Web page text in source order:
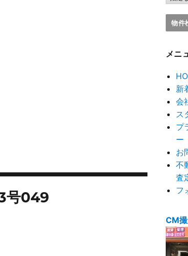
号049
メニ
新
会
ス
プ
ー
お
不
査
フ
CM